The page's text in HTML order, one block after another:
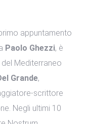
appuntamento
Paolo Ghezzi, è
Mediterraneo
Grande,
scrittore
Negli ultimi 10